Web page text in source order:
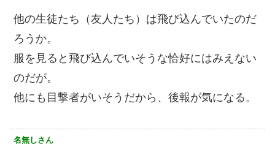
他の生徒たち（友人たち）は飛び込んでいたのだ
ろうか。
服を見ると飛び込んでいそうな恰好にはみえない
のだが。
他にも目撃者がいそうだから、後報が気になる。
名無しさん